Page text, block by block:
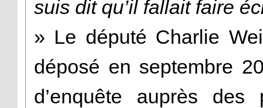
suis dit qu’il fallait faire
» Le député Charlie
déposé en septembre
d’enquête auprès des